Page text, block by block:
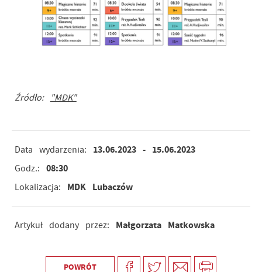
Źródło: "MDK"
Data wydarzenia: 13.06.2023- 15.06.2023
Godz.: 08:30
Lokalizacja: MDK Lubaczów
Artykuł dodany przez: Małgorzata Matkowska
POWRÓT